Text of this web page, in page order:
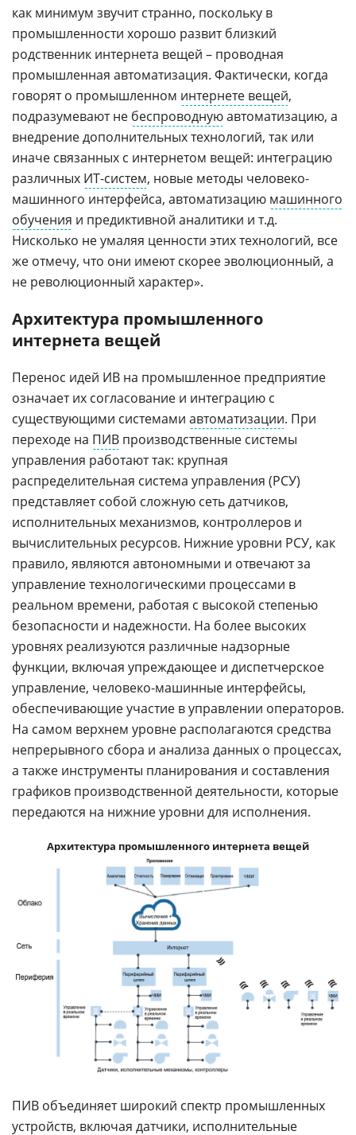
как минимум звучит странно, поскольку в
промышленности хорошо развит близкий
родственник интернета вещей – проводная
промышленная автоматизация. Фактически, когда
говорят о промышленном интернете вещей,
подразумевают не беспроводнуюавтоматизацию, а
внедрение дополнительных технологий, так или
иначе связанных с интернетом вещей: интеграцию
различных ИТ-систем, новые методы человеко-
машинного интерфейса, автоматизацию машинного
обучения и предиктивной аналитики и т.д.
Нисколько не умаляя ценности этих технологий, все
же отмечу, что они имеют скорее эволюционный, а
не революционный характер».
Архитектура промышленного
интернета вещей
Перенос идей ИВ на промышленное предприятие
означает их согласование и интеграцию с
существующими системами автоматизации. При
переходе на ПИВ производственные системы
управления работают так: крупная
распределительная система управления (РСУ)
представляет собой сложную сеть датчиков,
исполнительных механизмов, контроллеров и
вычислительных ресурсов. Нижние уровни РСУ, как
правило, являются автономными и отвечают за
управление технологическими процессами в
реальном времени, работая с высокой степенью
безопасности и надежности. На более высоких
уровнях реализуются различные надзорные
функции, включая упреждающее и диспетчерское
управление, человеко-машинные интерфейсы,
обеспечивающие участие в управлении операторов.
На самом верхнем уровне располагаются средства
непрерывного сбора и анализа данных о процессах,
а также инструменты планирования и составления
графиков производственной деятельности, которые
передаются на нижние уровни для исполнения.
Архитектура промышленного интернета вещей
ПИВ объединяет широкий спектр промышленных
устройств, включая датчики, исполнительные